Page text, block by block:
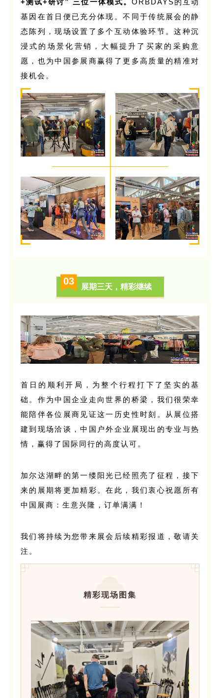
+测试+研讨” 三位一体模式。 ORBDAYS的互动
基因在首日便已充分体现。不同于传统展会的静
态陈列，现场设置了多个互动体验环节。这种沉
浸式的场景化营销，大幅提升了买家的采购意
愿，也为中国参展商赢得了更多高质量的精准对
接机会。
03
展期三天，精彩继续
首日的顺利开局，为整个行程打下了坚实的基
础。作为中国企业走向世界的桥梁，我们很荣幸
能陪伴各位展商见证这一历史性时刻。从展位搭
建到现场洽谈，中国户外企业展现出的专业与热
情，赢得了国际同行的高度认可。
加尔达湖畔的第一缕阳光已经照亮了征程，接下
来的展期将更加精彩。在此，我们衷心祝愿所有
中国展商：生意兴隆，订单满满！
我们将持续为您带来展会后续精彩报道，敬请关
注。
精彩现场图集